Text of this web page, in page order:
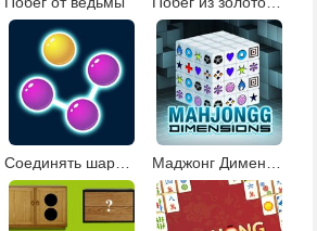
Соединять шарики 2